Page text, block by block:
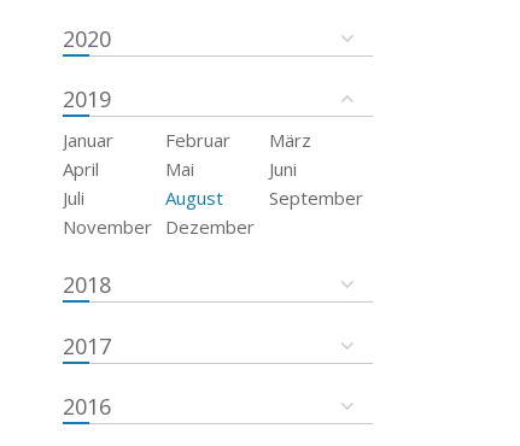
2020
2019
Januar Februar
März
April
Mai
Juni
Juli
August
September
November
Dezember
2018
2017
2016